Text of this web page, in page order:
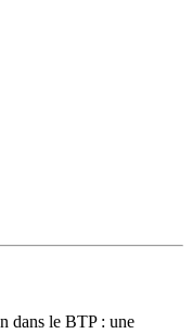
dans le BTP : une